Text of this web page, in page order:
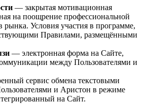
— закрытая мотивационная
на поощрение профессиональной
рынка. Условия участия в программе,
Правилами, размещёнными
— электронная форма на Сайте,
между Пользователями и
сервис обмена текстовыми
и Аристон в режиме
на Сайт.